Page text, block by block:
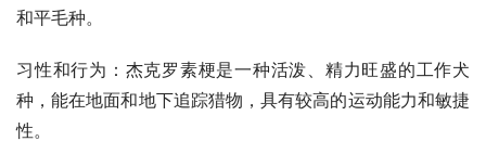
和平毛种。
习性和行为：杰克罗素梗是一种活泼、精力旺盛的工作犬
种，能在地面和地下追踪猎物，具有较高的运动能力和敏捷
性。